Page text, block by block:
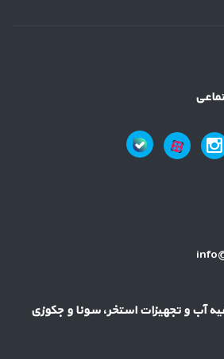
آب و تجهیزات استخر، سونا و جکوزی